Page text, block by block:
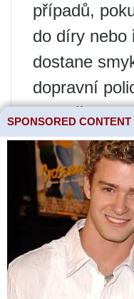
případů,
do díry nebo
dostane
dopravní
napsáno, že
bezpečnou
která by mu
zabrzdit a
pruhu.
Parlament
pokuty
SPONSORED CONTENT